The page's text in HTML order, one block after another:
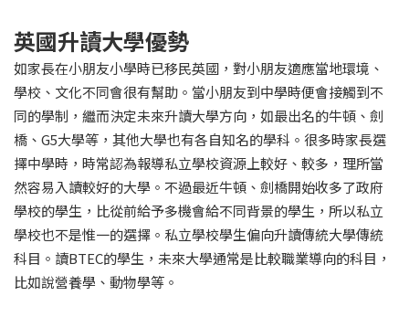
英國升讀大學優勢
如家長在小朋友小學時已移民英國，對小朋友適應當地環境、
學校、文化不同會很有幫助。當小朋友到中學時便會接觸到不
同的學制，繼而決定未來升讀大學方向，如最出名的牛頓、劍
橋、G5大學等，其他大學也有各自知名的學科。很多時家長選
擇中學時，時常認為報導私立學校資源上較好、較多，理所當
然容易入讀較好的大學。不過最近牛頓、劍橋開始收多了政府
學校的學生，比從前給予多機會給不同背景的學生，所以私立
學校也不是惟一的選擇。私立學校學生偏向升讀傳統大學傳統
科目。讀BTEC的學生，未來大學通常是比較職業導向的科目，
比如說營養學、動物學等。